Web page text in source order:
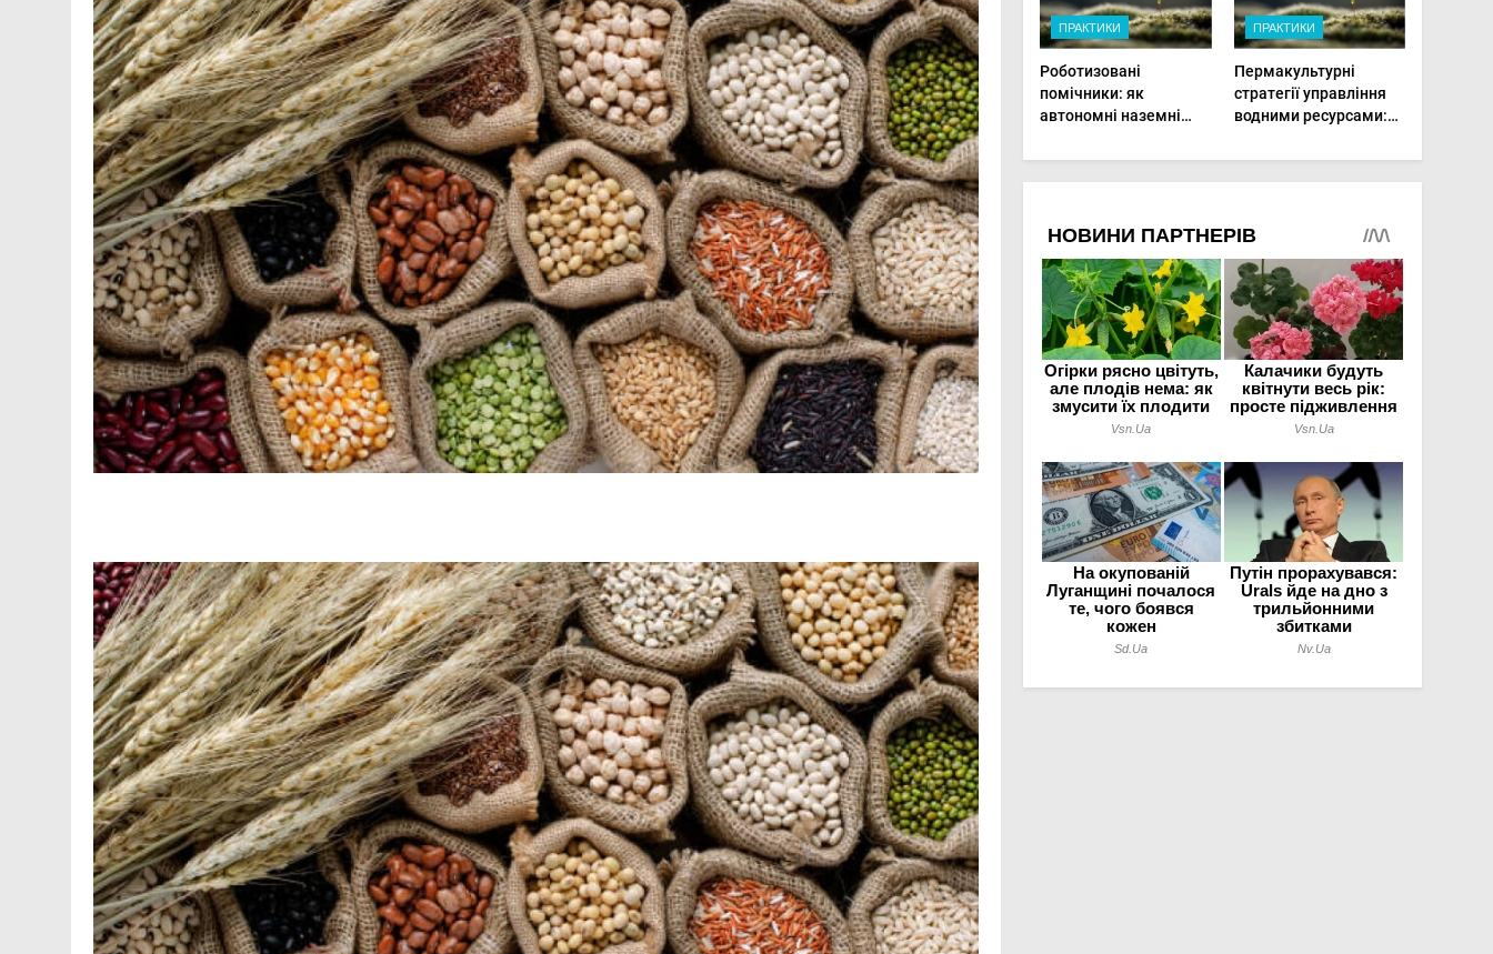
Link
ПРАКТИКИ
Роботизовані
помічники: як
автономні наземні
догляд за органічними
овочами
ПРАКТИКИ
Пермакультурні
стратегії управління
водними ресурсами:
господарство стійким
до посухи